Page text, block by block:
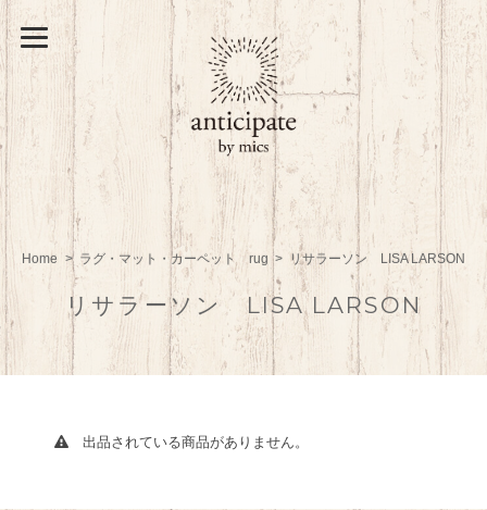
Home ラグ・マット・カーペット rug リサラーソン LISA LARSON
リサラーソン LISA LARSON
出品されている商品がありません。